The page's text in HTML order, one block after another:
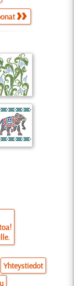
Yhteystiedot